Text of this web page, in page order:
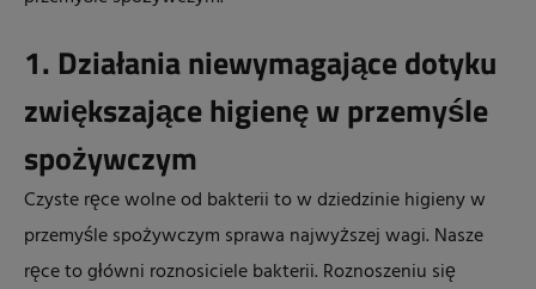
1. Działania niewymagające dotyku
zwiększające higienę w przemyśle
spożywczym
Czyste ręce wolne od bakterii to w dziedzinie higieny w
przemyśle spożywczym sprawa najwyższej wagi. Nasze
ręce to główni roznosiciele bakterii. Roznoszeniu się